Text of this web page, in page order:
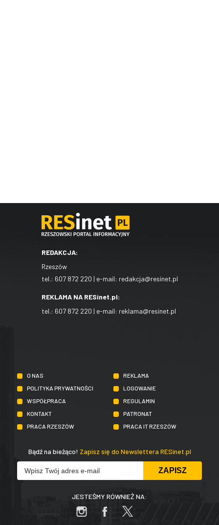
REDAKCJA:
Rzeszów
tel.: 607 872 220 | e-mail: redakcja@resinet.pl
REKLAMA NA RESinet.pl:
tel.: 607 872 220 | e-mail: reklama@resinet.pl
O NAS
REKLAMA
POLITYKA PRYWATNOŚCI
LOGOWANIE
WSPÓŁPRACA
REGULAMIN
KONTAKT
PATRONAT
PRACA RZESZÓW
PRACA IT RZESZÓW
Bądź na bieżąco! Zapisz się do Newslettera RESinet.pl
JESTEŚMY RÓWNIEŻ NA: